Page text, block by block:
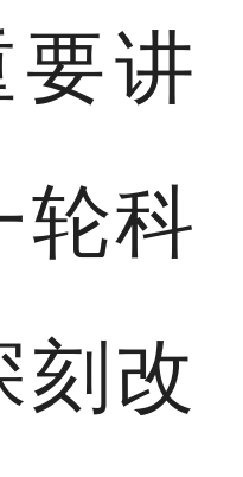
讲
轮科
刻改